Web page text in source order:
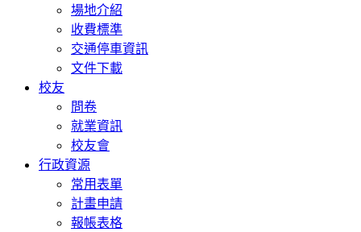
場地介紹
收費標準
交通停車資訊
文件下載
校友
問卷
就業資訊
校友會
行政資源
常用表單
計畫申請
報帳表格